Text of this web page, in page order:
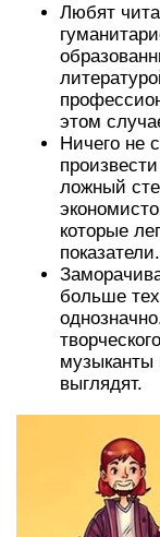
Любят
этом
Ничего не
ложный
которые
показатели.
больше
музыканты
выглядят.